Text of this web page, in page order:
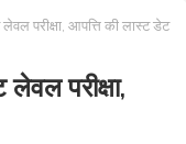
परीक्षा, आपत्ति की लास्ट डेट
परीक्षा,